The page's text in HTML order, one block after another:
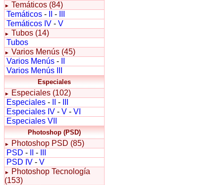
► Temáticos (84)
Temáticos - -
Temáticos IV - V
► Tubos (14)
Tubos
► Varios Menús (45)
Varios Menús -
Varios Menús III
Especiales
►
Especiales (102)
Especiales - -
Especiales IV - V - VI
Especiales VII
Photoshop (PSD)
►
Photoshop PSD (85)
PSD - -
PSD IV - V
►
Photoshop Tecnología
(153)